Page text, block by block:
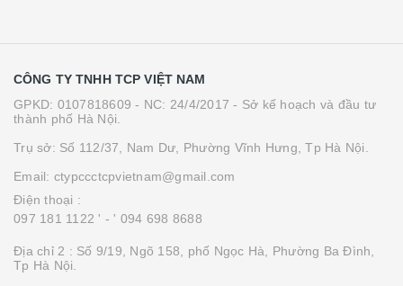
CÔNG TY TNHH TCP VIỆT NAM
GPKD: 0107818609 - NC: 24/4/2017 - Sở kế hoạch và đầu tư
thành phố Hà Nội.
Trụ sở: Số 112/37, Nam Dư, Phường Vĩnh Hưng, Tp Hà Nội.
Email: ctypccctcpvietnam@gmail.com
Điện thoại :
097 181 1122 ' - ' 094 698 8688
Địa chỉ 2 : Số 9/19, Ngõ 158, phố Ngọc Hà, Phường Ba Đình,
Tp Hà Nội.